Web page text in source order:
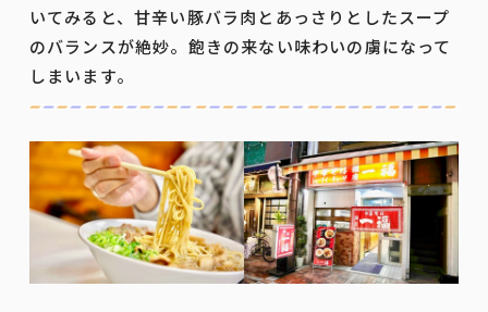
いてみると、甘辛い豚バラ肉とあっさりとしたスープ
のバランスが絶妙。飽きの来ない味わいの虜になって
しまいます。